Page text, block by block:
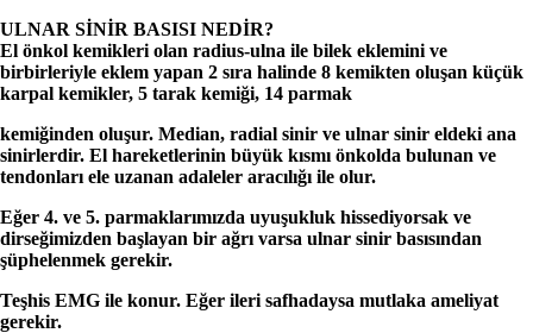
ULNAR SİNİR BASISI NEDİR?
El önkol kemikleri olan radius-ulna ile bilek eklemini ve
birbirleriyle eklem yapan 2 sıra halinde 8 kemikten oluşan küçük
karpal kemikler, 5 tarak kemiği, 14 parmak
kemiğinden oluşur. Median, radial sinir ve ulnar sinir eldeki ana
sinirlerdir. El hareketlerinin büyük kısmı önkolda bulunan ve
tendonları ele uzanan adaleler aracılığı ile olur.
Eğer 4. ve 5. parmaklarımızda uyuşukluk hissediyorsak ve
dirseğimizden başlayan bir ağrı varsa ulnar sinir basısından
şüphelenmek gerekir.
Teşhis EMG ile konur. Eğer ileri safhadaysa mutlaka ameliyat
gerekir.